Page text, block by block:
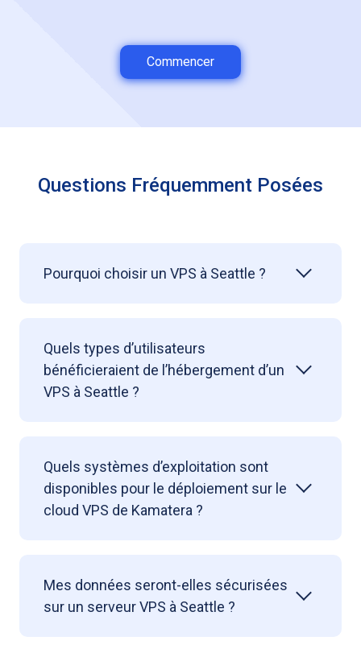
Commencer
Questions Fréquemment Posées
Pourquoi choisir un VPS à Seattle ?
Quels types d’utilisateurs
bénéficieraient de l’hébergement d’un
VPS à Seattle ?
Quels systèmes d’exploitation sont
disponibles pour le déploiement sur le
cloud VPS de Kamatera ?
Mes données seront-elles sécurisées
sur un serveur VPS à Seattle ?